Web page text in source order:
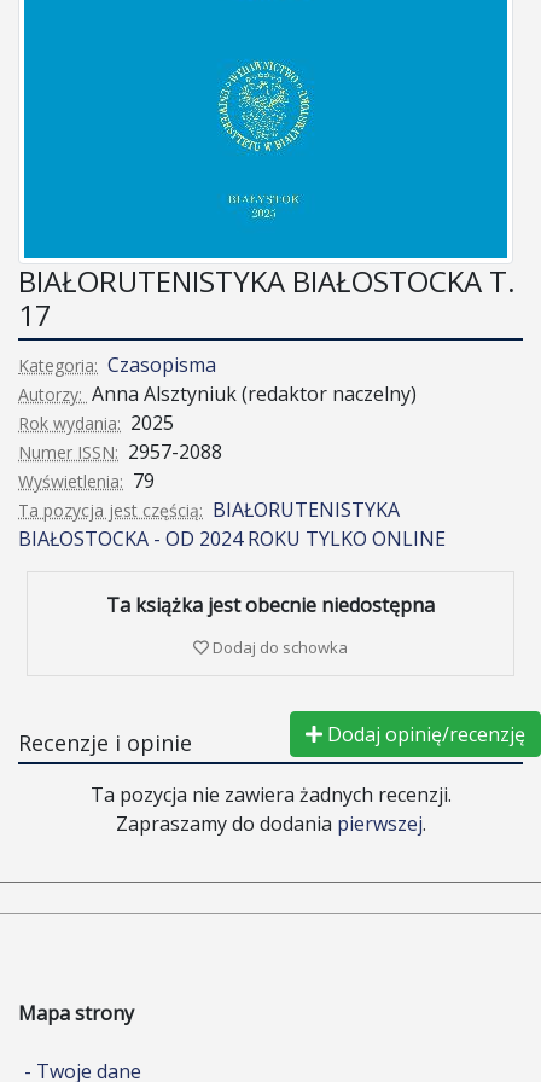
BIAŁORUTENISTYKA BIAŁOSTOCKA T.
17
Kategoria: Czasopisma
Autorzy: Anna Alsztyniuk (redaktor naczelny)
Rok wydania: 2025
Numer ISSN: 2957-2088
Wyświetlenia: 79
Ta pozycja jest częścią: BIAŁORUTENISTYKA
BIAŁOSTOCKA - OD 2024 ROKU TYLKO ONLINE
Ta książka jest obecnie niedostępna
Dodaj do schowka
Recenzje i opinie Dodaj opinię/recenzję
Ta pozycja nie zawiera żadnych recenzji.
Zapraszamy do dodania pierwszej.
Mapa strony
- Twoje dane